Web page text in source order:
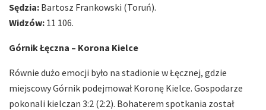
Sędzia: Bartosz Frankowski (Toruń).
Widzów: 11 106.
Górnik Łęczna – Korona Kielce
Równie dużo emocji było na stadionie w Łęcznej, gdzie
miejscowy Górnik podejmował Koronę Kielce. Gospodarze
pokonali kielczan 3:2 (2:2). Bohaterem spotkania został